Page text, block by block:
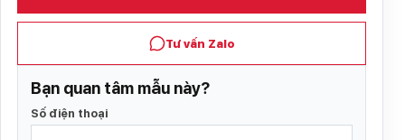
Tư vấn Zalo
Bạn quan tâm mẫu này?
Số điện thoại